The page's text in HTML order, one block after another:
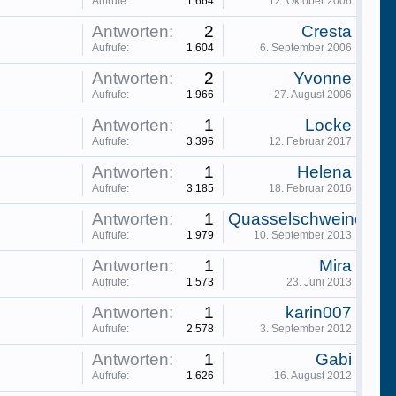
Antworten: 2
Aufrufe: 1.604
Cresta
6. September 2006
Antworten: 2
Aufrufe: 1.966
Yvonne
27. August 2006
Antworten: 1
Aufrufe: 3.396
Locke
12. Februar 2017
Antworten: 1
Aufrufe: 3.185
Helena
18. Februar 2016
Antworten: 1
Aufrufe: 1.979
Quasselschweine
10. September 2013
Antworten: 1
Aufrufe: 1.573
Mira
23. Juni 2013
Antworten: 1
Aufrufe: 2.578
karin007
3. September 2012
Antworten: 1
Aufrufe: 1.626
Gabi
16. August 2012